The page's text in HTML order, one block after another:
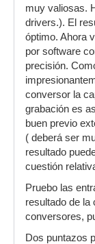
muy valiosas.
drivers.). El
óptimo. Ahora
por software
precisión.
conversor la
grabación es
buen previo
( deberá ser
resultado
cuestión
Pruebo las
resultado de la
conversores,
Dos puntazos